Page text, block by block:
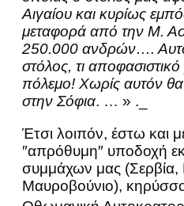
Αιγαίου και κυρίως
μεταφορά από την Μ.
250.000 ανδρών….
στόλος, τι
πόλεμο! Χωρίς αυτόν
στην Σόφια. … » ._
Έτσι λοιπόν, έστω και
″απρόθυμη″ υποδοχή
συμμάχων μας (Σερβία,
Μαυροβούνιο),